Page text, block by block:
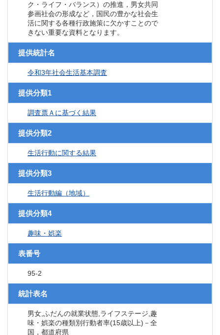
ク・ライフ・バランス）の推進，男女共同
参画社会の形成など，国民の豊かな社会生
活に関する各種行政施策に欠かすことので
きない重要な資料となります。
提供統計名
令和3年社会生活基本調査
提供分類1
調査票Ａに基づく結果
提供分類2
生活行動に関する結果
提供分類3
生活行動編（地域）
提供分類4
趣味・娯楽
表番号
95-2
統計表名
男女,ふだんの就業状態,ライフステージ,趣
味・娯楽の種類別行動者率(15歳以上)－全
国，都道府県